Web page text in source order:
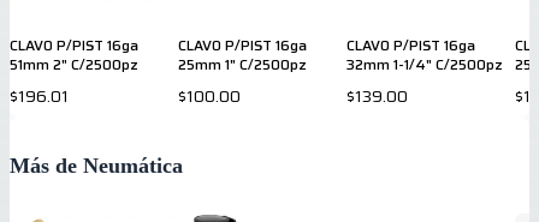
CLAVO P/PIST 16ga
51mm 2" C/2500pz
$196.01
CLAVO P/PIST 16ga
25mm 1" C/2500pz
$100.00
CLAVO P/PIST 16ga
32mm 1-1/4" C/2500pz
$139.00
Más de Neumática